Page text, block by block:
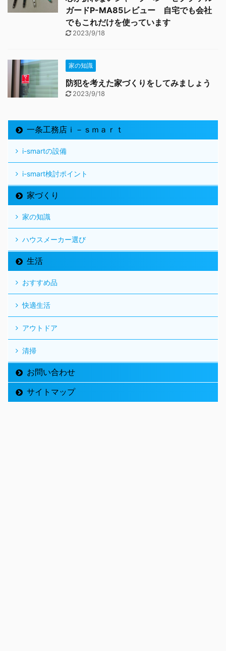
ガードP-MA85レビュー 自宅でも会社
でもこれだけを使っています
2023/9/18
家の知識
防犯を考えた家づくりをしてみましょう
2023/9/18
一条工務店ｉ－ｓｍａｒｔ
i-smartの設備
i-smart検討ポイント
家づくり
家の知識
ハウスメーカー選び
生活
おすすめ品
快適生活
アウトドア
清掃
お問い合わせ
サイトマップ